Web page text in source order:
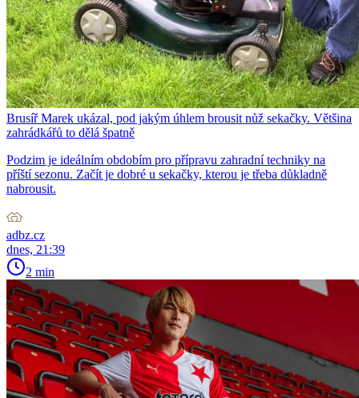
Brusíř Marek ukázal, pod jakým úhlem brousit nůž sekačky. Většina
zahrádkářů to dělá špatně
Podzim je ideálním obdobím pro přípravu zahradní techniky na
příští sezonu. Začít je dobré u sekačky, kterou je třeba důkladně
nabrousit.
adbz.cz
dnes, 21:39
2 min